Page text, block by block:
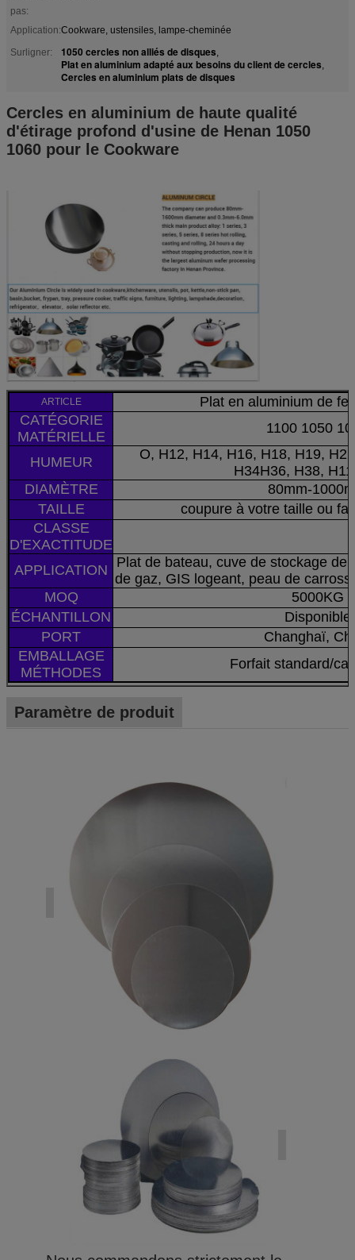
pas:
Application:Cookware, ustensiles, lampe-cheminée
Surligner:
1050 cercles non alliés de disques,
Plat en aluminium adapté aux besoins du client de cercles,
Cercles en aluminium plats de disques
Cercles en aluminium de haute qualité
d'étirage profond d'usine de Henan 1050
1060 pour le Cookware
ARTICLE
Plat en aluminium de
CATÉGORIE
MATÉRIELLE
1100 1050
HUMEUR
O, H12, H14, H16, H18, H19,
H34H36, H38,
DIAMÈTRE
80mm-
TAILLE
coupure à votre taille ou
CLASSE
D'EXACTITUDE
APPLICATION
Plat de bateau, cuve de stockage de
de gaz, GIS logeant, peau de
MOQ
5000KG
ÉCHANTILLON
Disponible
PORT
Changhaï,
EMBALLAGE
MÉTHODES
Forfait standard/
Paramètre de produit